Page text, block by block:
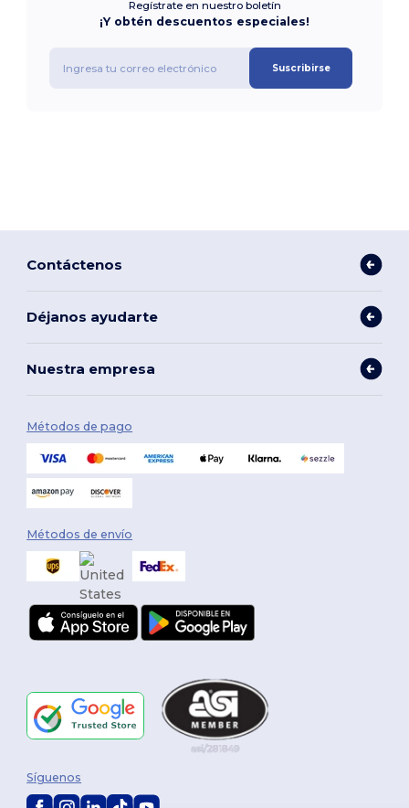
Regístrate en nuestro boletín
¡Y obtén descuentos especiales!
Suscribirse
Contáctenos
Déjanos ayudarte
Nuestra empresa
Métodos de pago
Métodos de envío
Síguenos